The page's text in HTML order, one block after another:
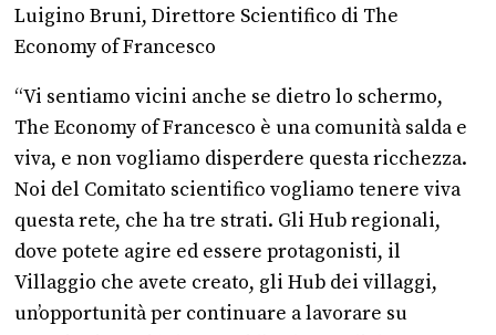
Luigino Bruni, Direttore Scientifico di The
Economy of Francesco
“Vi sentiamo vicini anche se dietro lo schermo,
The Economy of Francesco è una comunità salda e
viva, e non vogliamo disperdere questa ricchezza.
Noi del Comitato scientifico vogliamo tenere viva
questa rete, che ha tre strati. Gli Hub regionali,
dove potete agire ed essere protagonisti, il
Villaggio che avete creato, gli Hub dei villaggi,
un’opportunità per continuare a lavorare su